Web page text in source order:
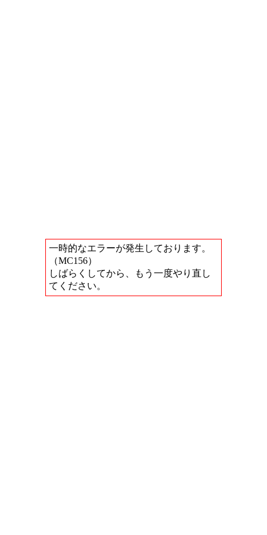
一時的なエラーが発生しております。
（MC156）
しばらくしてから、もう一度やり直し
てください。